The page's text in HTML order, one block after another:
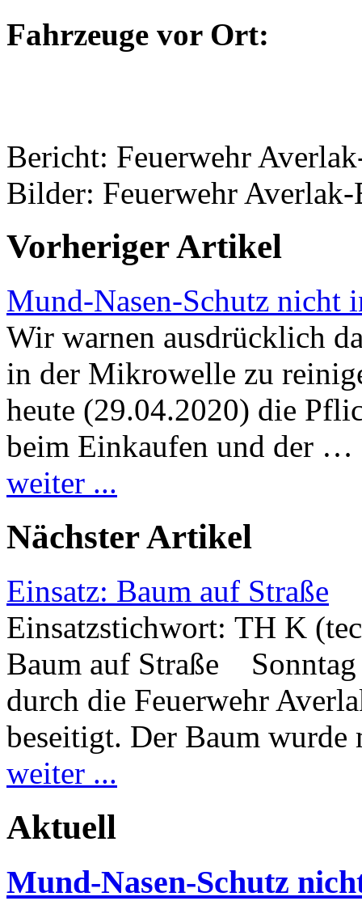
Fahrzeuge vor Ort:
Bericht: Feuerwehr
Bilder: Feuerwehr
Vorheriger Artikel
Mund-Nasen-Schutz
Wir warnen ausdrücklich
in der Mikrowelle zu
heute (29.04.2020) die
beim Einkaufen und der …
weiter ...
Nächster Artikel
Einsatz: Baum auf Straße
Einsatzstichwort: TH K
Baum auf Straße
durch die Feuerwehr
beseitigt. Der Baum
weiter ...
Aktuell
Mund-Nasen-Schutz